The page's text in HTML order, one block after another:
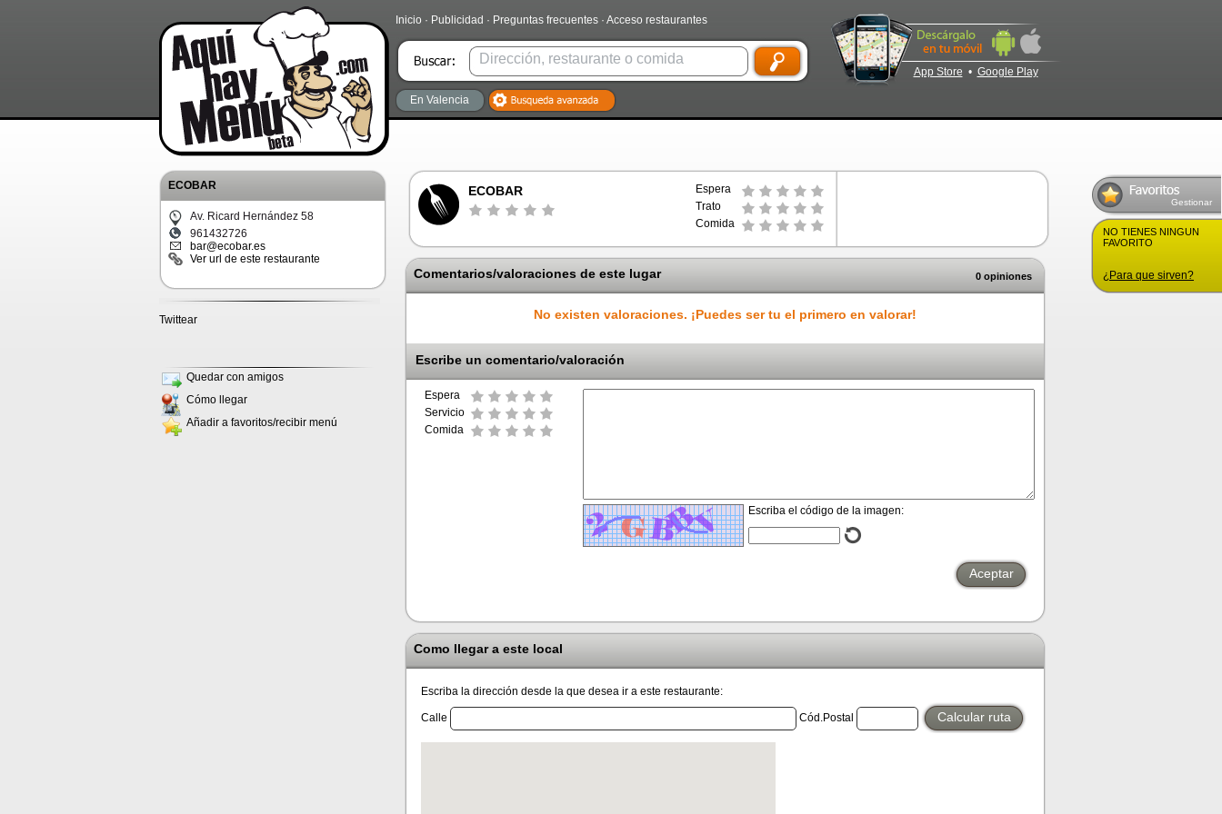
Inicio · Publicidad · Preguntas frecuentes· Acceso restaurantes
App Store • Google Play
En Valencia
Gestionar
NO TIENES NINGUN
FAVORITO
¿Para que sirven?
ECOBAR
Av. Ricard Hernández 58
961432726
bar@ecobar.es
Ver url de este restaurante
Twittear
Quedar con amigos
Cómo llegar
Añadir a favoritos/recibir menú
ECOBAR
Espera
Trato
Comida
0 opiniones
Comentarios/valoraciones de este lugar
No existen valoraciones. ¡Puedes ser tu el primero en valorar!
Escribe un comentario/valoración
Espera
Servicio
Comida
Escriba el código de la imagen:
Aceptar
Como llegar a este local
Escriba la dirección desde la que desea ir a este restaurante:
Calle Cód.Postal Calcular ruta